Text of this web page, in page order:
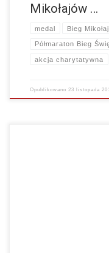
Mikołajów …
medal Bieg
Półmaraton Bieg
akcja charytatywna
Opublikowano23 listopada